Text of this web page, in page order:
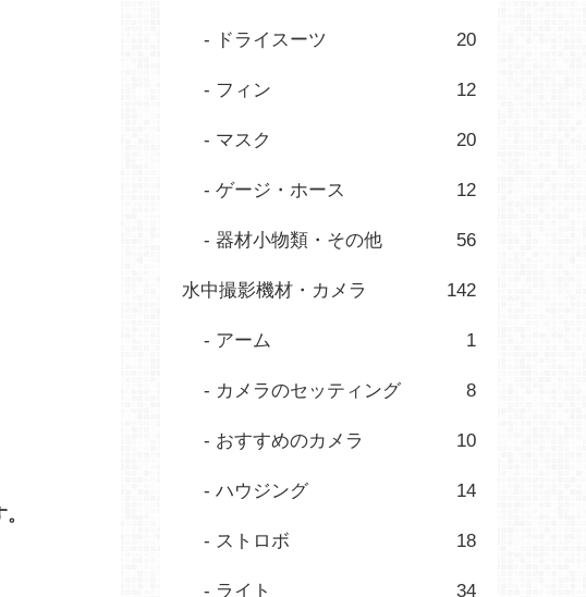
ドライスーツ 20
フィン 12
マスク 20
ゲージ・ホース 12
器材小物類・その他 56
水中撮影機材・カメラ 142
アーム 1
カメラのセッティング 8
おすすめのカメラ 10
ハウジング 14
ストロボ 18
ライト 34